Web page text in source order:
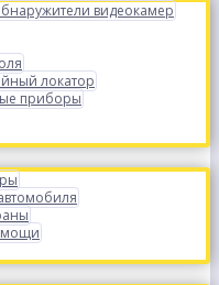
видеокамер
локатор
приборы